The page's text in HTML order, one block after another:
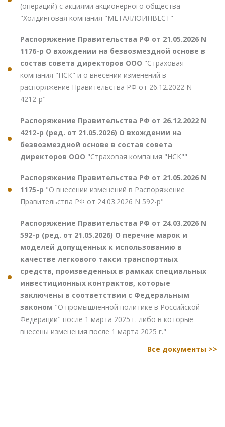
(операций) с акциями акционерного общества
"Холдинговая компания "МЕТАЛЛОИНВЕСТ"
Распоряжение Правительства РФ от 21.05.2026 N
1176-р О вхождении на безвозмездной основе в
состав совета директоров ООО "Страховая
компания "НСК" и о внесении изменений в
распоряжение Правительства РФ от 26.12.2022 N
4212-р"
Распоряжение Правительства РФ от 26.12.2022 N
4212-р (ред. от 21.05.2026) О вхождении на
безвозмездной основе в состав совета
директоров ООО "Страховая компания "НСК""
Распоряжение Правительства РФ от 21.05.2026 N
1175-р "О внесении изменений в Распоряжение
Правительства РФ от 24.03.2026 N 592-р"
Распоряжение Правительства РФ от 24.03.2026 N
592-р (ред. от 21.05.2026) О перечне марок и
моделей допущенных к использованию в
качестве легкового такси транспортных
средств, произведенных в рамках специальных
инвестиционных контрактов, которые
заключены в соответствии с Федеральным
законом "О промышленной политике в Российской
Федерации" после 1 марта 2025 г. либо в которые
внесены изменения после 1 марта 2025 г."
Все документы >>